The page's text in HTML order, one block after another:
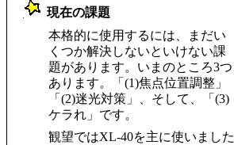
現在の課題
本格的に使用するには、まだい
くつか解決しないといけない課
題があります。いまのところ3つ
あります。「(1)焦点位置調整」
「(2)迷光対策」、そして、「(3)
ケラれ」です。
観望ではXL-40を主に使いました